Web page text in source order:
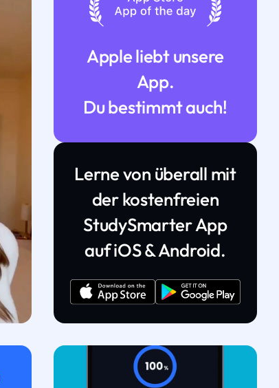
Apple liebt unsere
App.
Du bestimmt auch!
Lerne von überall mit
der kostenfreien
StudySmarter App
auf iOS & Android.